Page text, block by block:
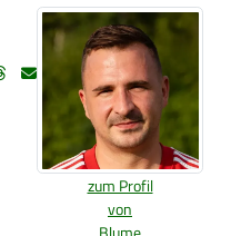
zum Profil
von